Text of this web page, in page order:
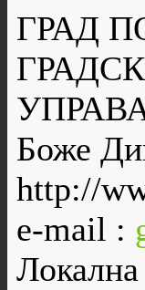
ГРАД
Боже
http://
e-mail :